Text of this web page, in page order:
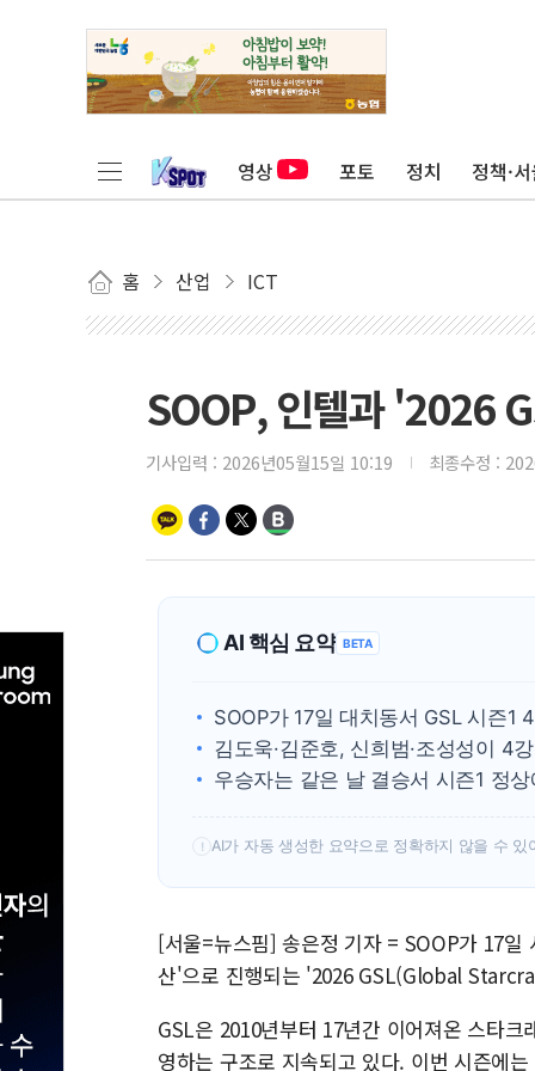
영상 포토 정치 정책·
홈 산업 ICT
SOOP, 인텔과 '2026
기사입력 : 2026년05월15일 10:19 최종수정 :
AI 핵심 요약 BETA
SOOP가 17일 대치동서 GSL 시즌1
김도욱·김준호, 신희범·조성성이 4
우승자는 같은 날 결승서 시즌1 정
! AI가 자동 생성한 요약으로 정확하지 않을 수 있
[서울=뉴스핌] 송은정 기자 = SOOP가 17
산'으로 진행되는 '2026 GSL(Global
GSL은 2010년부터 17년간 이어져온 스타
영하는 구조로 지속되고 있다. 이번 시즌에